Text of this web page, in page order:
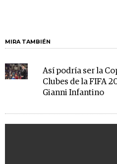
MIRA TAMBIÉN
Así podría ser la
Clubes de la FIFA
Gianni Infantino